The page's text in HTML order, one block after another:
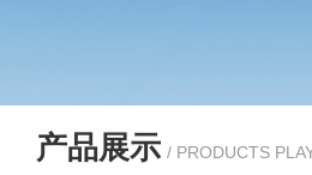
产品展示 / PRODUCTS